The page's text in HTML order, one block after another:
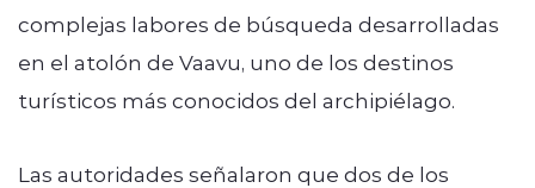
complejas labores de búsqueda desarrolladas
en el atolón de Vaavu, uno de los destinos
turísticos más conocidos del archipiélago.
Las autoridades señalaron que dos de los